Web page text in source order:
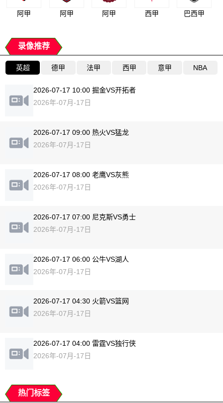
阿甲 阿甲 阿甲 西甲 巴西甲
录像推荐
英超 德甲 法甲 西甲 意甲 NBA
2026-07-17 10:00 掘金VS开拓者
2026年-07月-17日
2026-07-17 09:00 热火VS猛龙
2026年-07月-17日
2026-07-17 08:00 老鹰VS灰熊
2026年-07月-17日
2026-07-17 07:00 尼克斯VS勇士
2026年-07月-17日
2026-07-17 06:00 公牛VS湖人
2026年-07月-17日
2026-07-17 04:30 火箭VS篮网
2026年-07月-17日
2026-07-17 04:00 雷霆VS独行侠
2026年-07月-17日
热门标签